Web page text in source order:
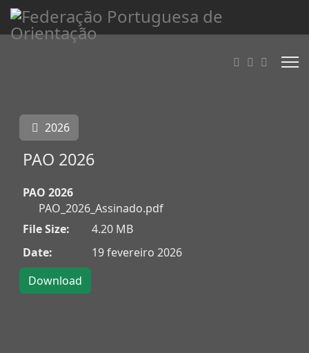
2026
PAO 2026
PAO 2026
PAO_2026_Assinado.pdf
File Size:
4.20 MB
Date:
19 fevereiro 2026